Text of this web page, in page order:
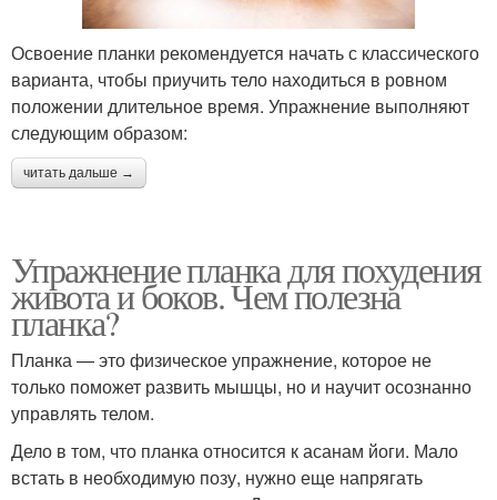
Освоение планки рекомендуется начать с классического
варианта, чтобы приучить тело находиться в ровном
положении длительное время. Упражнение выполняют
следующим образом:
читать дальше →
Упражнение планка для похудения
живота и боков. Чем полезна
планка?
Планка — это физическое упражнение, которое не
только поможет развить мышцы, но и научит осознанно
управлять телом.
Дело в том, что планка относится к асанам йоги. Мало
встать в необходимую позу, нужно еще напрягать